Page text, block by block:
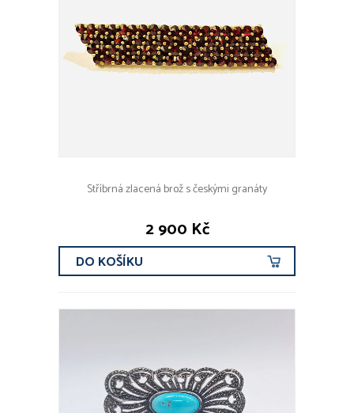
Stříbrná zlacená brož s českými granáty
2 900 Kč
DO KOŠÍKU